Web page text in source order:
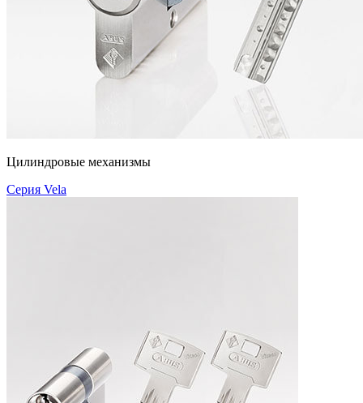
Цилиндровые механизмы
Серия Vela